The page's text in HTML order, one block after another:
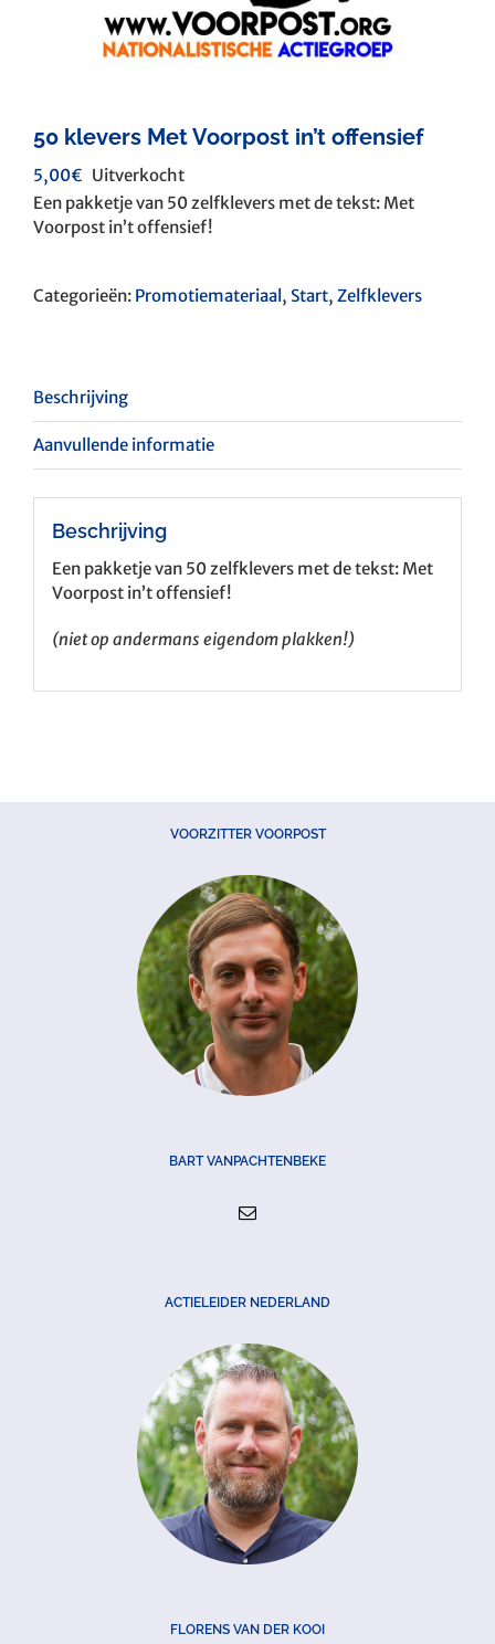
50 klevers Met Voorpost in’t offensief
5,00€ Uitverkocht
Een pakketje van 50 zelfklevers met de tekst: Met
Voorpost in’t offensief!
Categorieën: Promotiemateriaal, Start, Zelfklevers
Beschrijving
Aanvullende informatie
Beschrijving
Een pakketje van 50 zelfklevers met de tekst: Met
Voorpost in’t offensief!
(niet op andermans eigendom plakken!)
VOORZITTER VOORPOST
BART VANPACHTENBEKE
ACTIELEIDER NEDERLAND
FLORENS VAN DER KOOI